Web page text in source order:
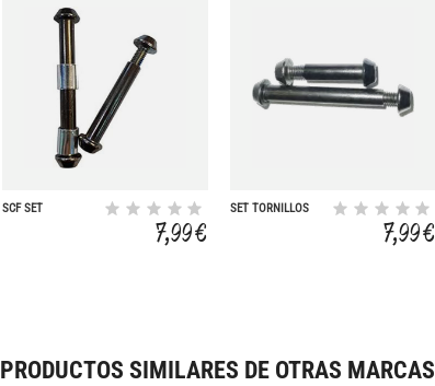
SCF SET
7,99 €
SET TORNILLOS
7,99 €
PRODUCTOS SIMILARES DE OTRAS MARCAS